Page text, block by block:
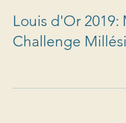
Louis d'Or 2019: